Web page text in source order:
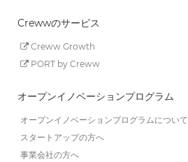
Crewwのサービス
Creww Growth
PORT by Creww
オープンイノベーションプログラム
オープンイノベーションプログラムについて
スタートアップの方へ
事業会社の方へ